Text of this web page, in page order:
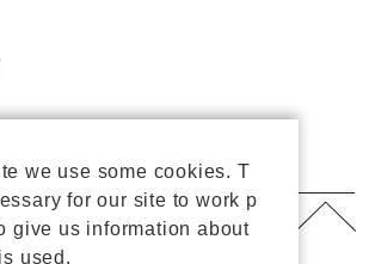
ー
we use some cookies. T
for our site to work p
give us information about
used.